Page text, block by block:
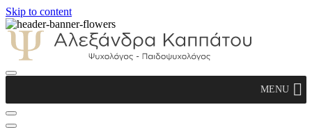
Skip to content
Παιδοψυχολόγος
MENU